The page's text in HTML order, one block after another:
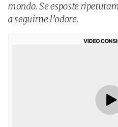
mondo. Se esposte
a seguirne l’odore.
VIDEO